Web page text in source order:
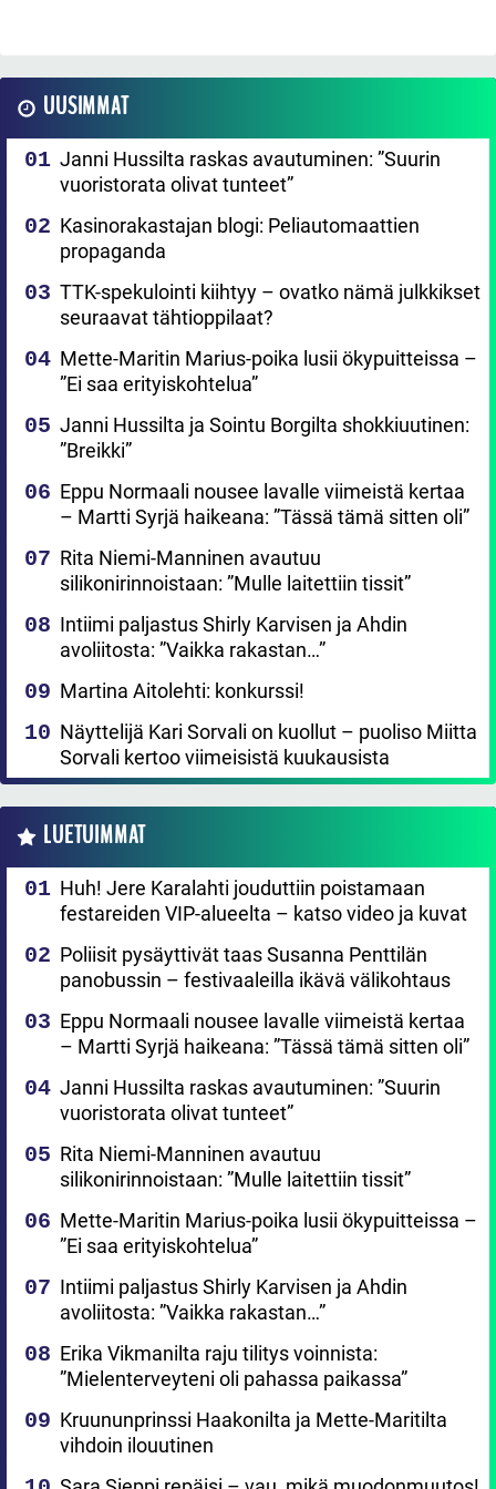
UUSIMMAT
Janni Hussilta raskas avautuminen: ”Suurin
vuoristorata olivat tunteet”
Kasinorakastajan blogi: Peliautomaattien
propaganda
TTK-spekulointi kiihtyy – ovatko nämä julkkikset
seuraavat tähtioppilaat?
Mette-Maritin Marius-poika lusii ökypuitteissa –
”Ei saa erityiskohtelua”
Janni Hussilta ja Sointu Borgilta shokkiuutinen:
”Breikki”
Eppu Normaali nousee lavalle viimeistä kertaa
– Martti Syrjä haikeana: ”Tässä tämä sitten oli”
Rita Niemi-Manninen avautuu
silikonirinnoistaan: ”Mulle laitettiin tissit”
Intiimi paljastus Shirly Karvisen ja Ahdin
avoliitosta: ”Vaikka rakastan…”
Martina Aitolehti: konkurssi!
Näyttelijä Kari Sorvali on kuollut – puoliso Miitta
Sorvali kertoo viimeisistä kuukausista
LUETUIMMAT
Huh! Jere Karalahti jouduttiin poistamaan
festareiden VIP-alueelta – katso video ja kuvat
Poliisit pysäyttivät taas Susanna Penttilän
panobussin – festivaaleilla ikävä välikohtaus
Eppu Normaali nousee lavalle viimeistä kertaa
– Martti Syrjä haikeana: ”Tässä tämä sitten oli”
Janni Hussilta raskas avautuminen: ”Suurin
vuoristorata olivat tunteet”
Rita Niemi-Manninen avautuu
silikonirinnoistaan: ”Mulle laitettiin tissit”
Mette-Maritin Marius-poika lusii ökypuitteissa –
”Ei saa erityiskohtelua”
Intiimi paljastus Shirly Karvisen ja Ahdin
avoliitosta: ”Vaikka rakastan…”
Erika Vikmanilta raju tilitys voinnista:
”Mielenterveyteni oli pahassa paikassa”
Kruununprinssi Haakonilta ja Mette-Maritilta
vihdoin ilouutinen